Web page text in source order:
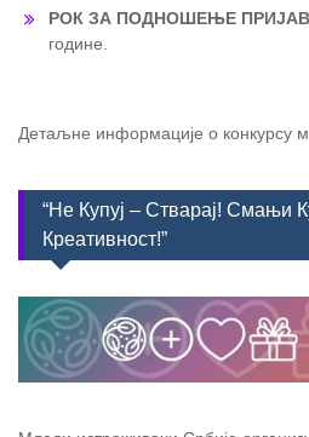
РОК ЗА ПОДНОШЕЊЕ
године.
Детаљне информације о конкурсу
“Не Купуј – Стварај! Смањи
Креативност!”